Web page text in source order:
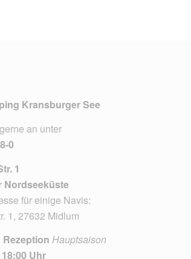
Kransburger See
an unter
0
1
Nordseeküste
für einige Navis:
1, 27632 Midlum
RezeptionHauptsaison
Uhr